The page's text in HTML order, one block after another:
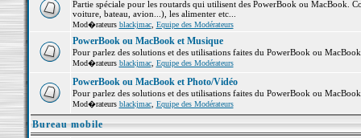
Partie spéciale pour les routards qui utilisent des PowerBook ou MacBook.
voiture, bateau, avion...), les alimenter etc...
Mod�rateurs blackjmac, Equipe des Modérateurs
PowerBook ou MacBook et Musique
Pour parlez des solutions et des utilisations faites du PowerBook ou
Mod�rateurs blackjmac, Equipe des Modérateurs
PowerBook ou MacBook et Photo/Vidéo
Pour parlez des solutions et des utilisations faites du PowerBook ou
Mod�rateurs blackjmac, Equipe des Modérateurs
Bureau mobile